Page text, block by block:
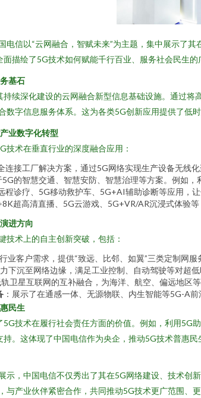
电信以“云网融合，智赋未来”为主题，集中展示了
描绘了5G技术如何赋能千行百业、服务社会民生的
基石
续深化建设的云网融合新型信息基础设施。通过
数字信息服务体系。这为各类5G创新应用提供了低
业数字化转型
技术在垂直行业的深度融合应用：
连接工厂解决方案，通过5G网络实现生产设备无线
5G的智慧交通、智慧安防、智慧治理等方案。例如
程诊疗、5G移动救护车、5G+AI辅助诊断等应用，
超高清直播、5G云游戏、5G+VR/AR沉浸式体验等
进方向
技术上的自主创新突破，包括：
业客户需求，提供“致远、比邻、如翼”三类定制网
力下沉至网络边缘，满足工业控制、自动驾驶等对超
轨卫星互联网的互补融合，为海洋、航空、偏远地区
：展示了在通感一体、无源物联、内生智能等5G-A
民生
技术在履行社会责任方面的价值。例如，利用
。这体现了中国电信作为央企，推动5G技术普惠民
示，中国电信不仅秀出了其在5G网络建设、技术创
与产业伙伴紧密合作，共同推动5G技术更广范围、